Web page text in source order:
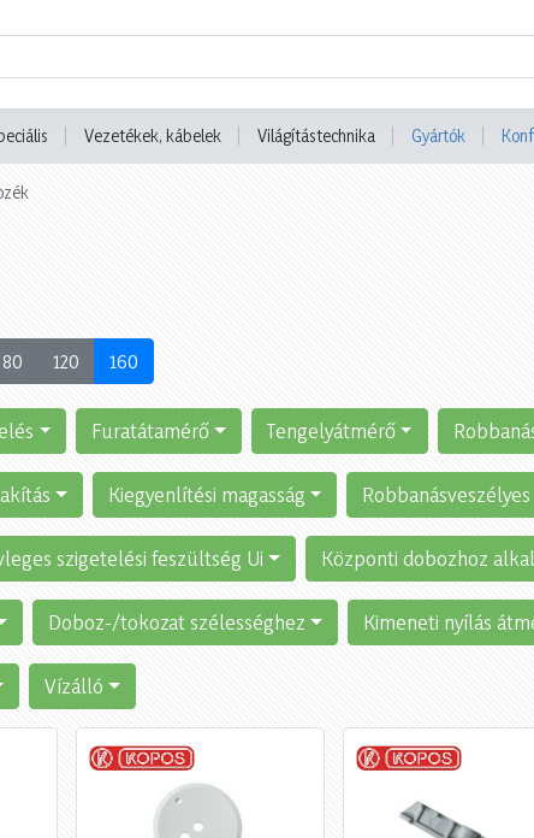
Vezetékek, kábelek Világítástechnika Gyártók
80 120 160
Furatátamérő Tengelyátmérő
Kiegyenlítési magasság
szigetelési feszültség Ui Központi dobozhoz
Doboz-/tokozat szélességhez Kimeneti nyílás
Vízálló